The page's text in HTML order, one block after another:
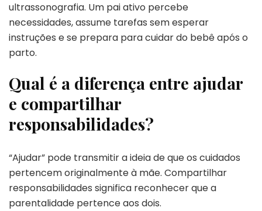
ultrassonografia. Um pai ativo percebe
necessidades, assume tarefas sem esperar
instruções e se prepara para cuidar do bebê após o
parto.
Qual é a diferença entre ajudar
e compartilhar
responsabilidades?
“Ajudar” pode transmitir a ideia de que os cuidados
pertencem originalmente à mãe. Compartilhar
responsabilidades significa reconhecer que a
parentalidade pertence aos dois.